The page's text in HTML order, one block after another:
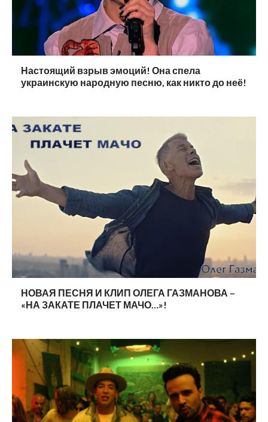
Настоящий взрыв эмоций! Она спела
украинскую народную песню, как никто до неё!
НОВАЯ ПЕСНЯ И КЛИП ОЛЕГА ГАЗМАНОВА –
«НА ЗАКАТЕ ПЛАЧЕТ МАЧО…»!